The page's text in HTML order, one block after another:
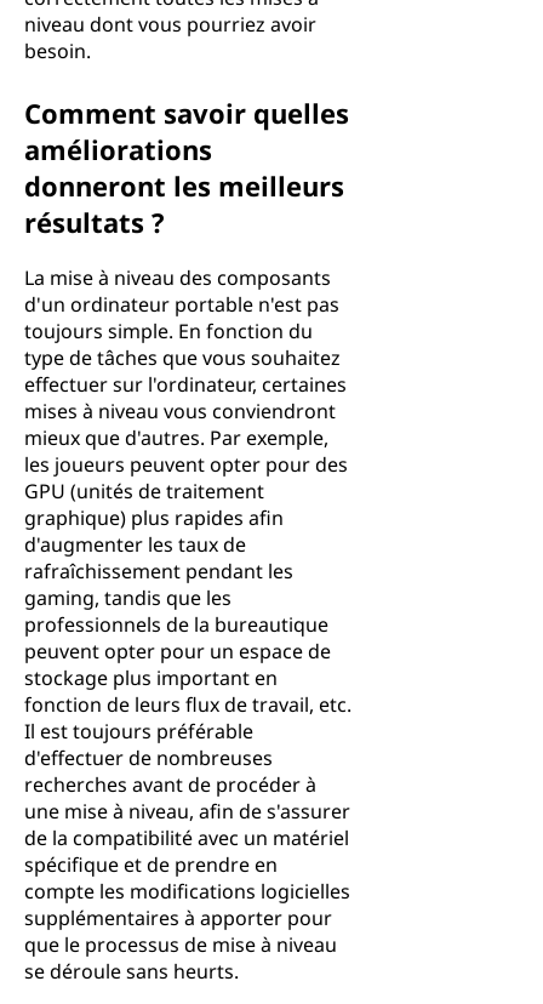
niveau dont vous pourriez avoir
besoin.
Comment savoir quelles
améliorations
donneront les meilleurs
résultats ?
La mise à niveau des composants
d'un ordinateur portable n'est pas
toujours simple. En fonction du
type de tâches que vous souhaitez
effectuer sur l'ordinateur, certaines
mises à niveau vous conviendront
mieux que d'autres. Par exemple,
les joueurs peuvent opter pour des
GPU (unités de traitement
graphique) plus rapides afin
d'augmenter les taux de
rafraîchissement pendant les
gaming, tandis que les
professionnels de la bureautique
peuvent opter pour un espace de
stockage plus important en
fonction de leurs flux de travail, etc.
Il est toujours préférable
d'effectuer de nombreuses
recherches avant de procéder à
une mise à niveau, afin de s'assurer
de la compatibilité avec un matériel
spécifique et de prendre en
compte les modifications logicielles
supplémentaires à apporter pour
que le processus de mise à niveau
se déroule sans heurts.